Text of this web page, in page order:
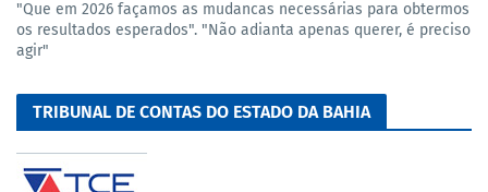
"Que em 2026 façamos as mudancas necessárias para obtermos
os resultados esperados". "Não adianta apenas querer, é preciso
agir"
TRIBUNAL DE CONTAS DO ESTADO DA BAHIA